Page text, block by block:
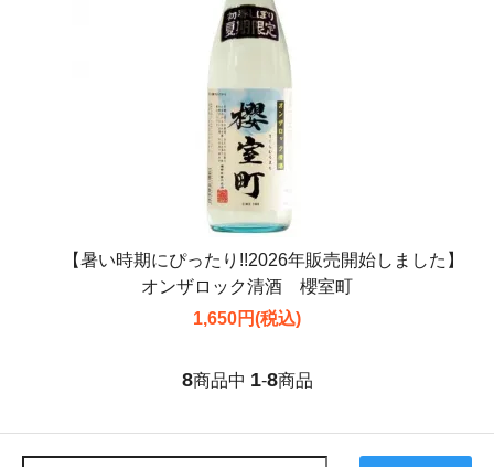
【暑い時期にぴったり!!2026年販売開始しました】
オンザロック清酒 櫻室町
1,650円(税込)
8商品中 1-8商品